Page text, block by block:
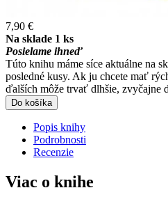
7,90 €
Na sklade 1 ks
Posielame ihneď
Túto knihu máme síce aktuálne na
posledné kusy. Ak ju chcete mať
ďalších môže trvať dlhšie, zvyčajne
Do košíka
Popis knihy
Podrobnosti
Recenzie
Viac o knihe